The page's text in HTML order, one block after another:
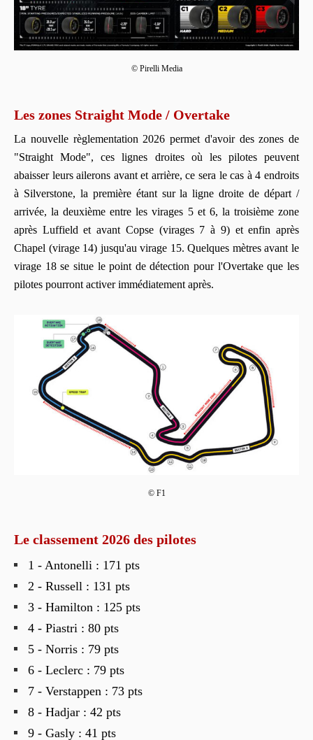
© Pirelli Media
Les zones Straight Mode / Overtake
La nouvelle règlementation 2026 permet d'avoir des zones de
"Straight Mode", ces lignes droites où les pilotes peuvent
abaisser leurs ailerons avant et arrière, ce sera le cas à 4 endroits
à Silverstone, la première étant sur la ligne droite de départ /
arrivée, la deuxième entre les virages 5 et 6, la troisième zone
après Luffield et avant Copse (virages 7 à 9) et enfin après
Chapel (virage 14) jusqu'au virage 15. Quelques mètres avant le
virage 18 se situe le point de détection pour l'Overtake que les
pilotes pourront activer immédiatement après.
© F1
Le classement 2026 des pilotes
1 - Antonelli : 171 pts
2 - Russell : 131 pts
3 - Hamilton : 125 pts
4 - Piastri : 80 pts
5 - Norris : 79 pts
6 - Leclerc : 79 pts
7 - Verstappen : 73 pts
8 - Hadjar : 42 pts
9 - Gasly : 41 pts